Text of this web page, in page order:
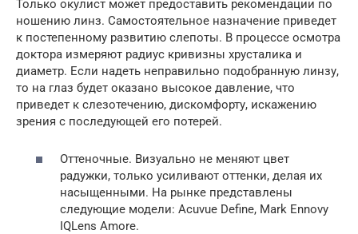
Только окулист может предоставить рекомендации по
ношению линз. Самостоятельное назначение приведет
к постепенному развитию слепоты. В процессе осмотра
доктора измеряют радиус кривизны хрусталика и
диаметр. Если надеть неправильно подобранную линзу,
то на глаз будет оказано высокое давление, что
приведет к слезотечению, дискомфорту, искажению
зрения с последующей его потерей.
Оттеночные. Визуально не меняют цвет
радужки, только усиливают оттенки, делая их
насыщенными. На рынке представлены
следующие модели: Acuvue Define, Mark Ennovy
IQLens Amore.